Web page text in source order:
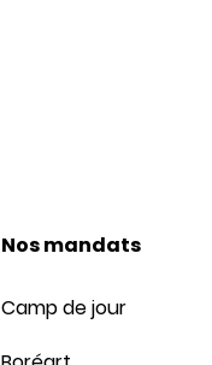
Nos mandats
Camp de jour